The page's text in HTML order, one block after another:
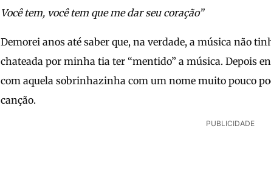
Você tem, você tem que me dar seu coração”
Demorei anos até saber que, na verdade, a música não
chateada por minha tia ter “mentido” a música. Depois
com aquela sobrinhazinha com um nome muito pouco
canção.
PUBLICIDADE